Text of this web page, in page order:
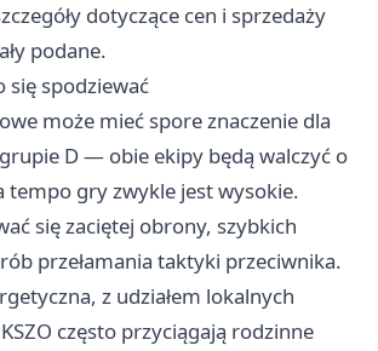
dotyczące cen i sprzedaży
podane.
się spodziewać
może mieć spore znaczenie dla
D — obie ekipy będą walczyć o
tempo gry zwykle jest wysokie.
się zaciętej obrony, szybkich
przełamania taktyki przeciwnika.
z udziałem lokalnych
często przyciągają rodzinne